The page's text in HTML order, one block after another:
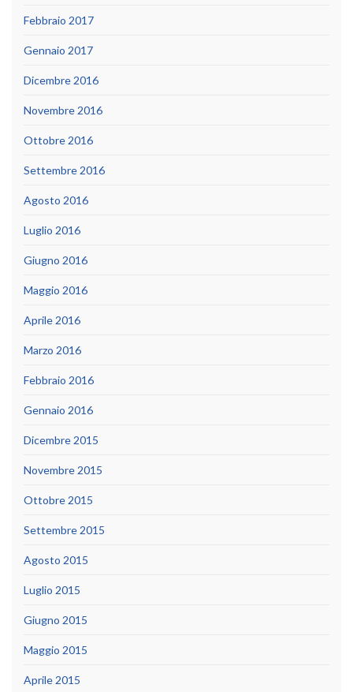
Febbraio 2017
Gennaio 2017
Dicembre 2016
Novembre 2016
Ottobre 2016
Settembre 2016
Agosto 2016
Luglio 2016
Giugno 2016
Maggio 2016
Aprile 2016
Marzo 2016
Febbraio 2016
Gennaio 2016
Dicembre 2015
Novembre 2015
Ottobre 2015
Settembre 2015
Agosto 2015
Luglio 2015
Giugno 2015
Maggio 2015
Aprile 2015